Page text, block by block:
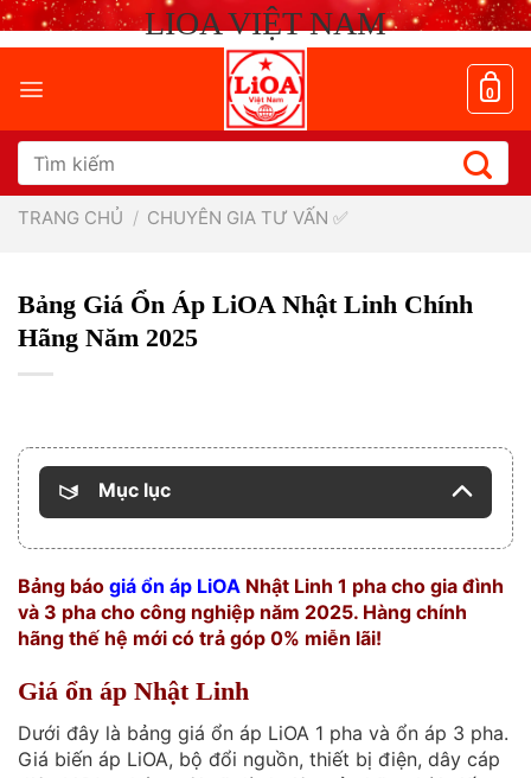
Chuyển
đến
dung
LIOA VIỆT NAM
0
Tìm
kiếm:
TRANG CHỦ / CHUYÊN GIA TƯ VẤN ✅
Bảng Giá Ổn Áp LiOA Nhật Linh Chính
Hãng Năm 2025
Mục lục
Bảng báo giá ổn áp LiOA Nhật Linh 1 pha cho gia đình
và 3 pha cho công nghiệp năm 2025. Hàng chính
hãng thế hệ mới có trả góp 0% miễn lãi!
Giá ổn áp Nhật Linh
Dưới đây là bảng giá ổn áp LiOA 1 pha và ổn áp 3 pha.
Giá biến áp LiOA, bộ đổi nguồn, thiết bị điện, dây cáp